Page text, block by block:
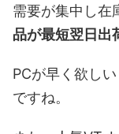
需要が集中し在
品が最短翌日出
PCが早く欲し
ですね。